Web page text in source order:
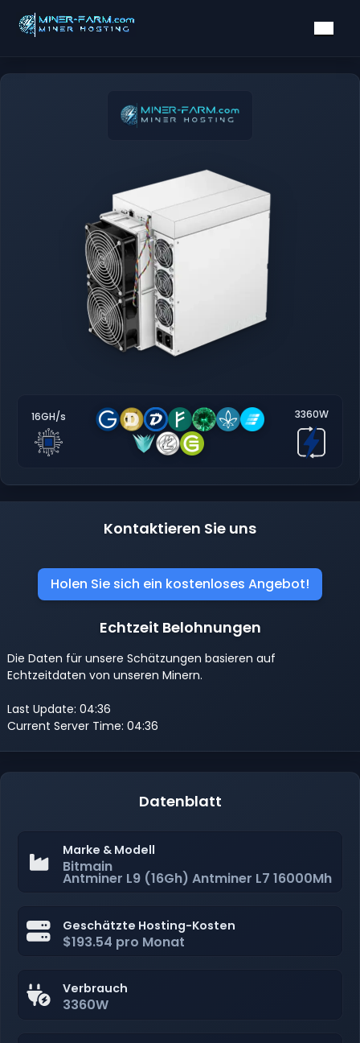
16GH/s 3360W
Kontaktieren Sie uns
Holen Sie sich ein kostenloses Angebot!
Echtzeit Belohnungen
Die Daten für unsere Schätzungen basieren auf
Echtzeitdaten von unseren Minern.
Last Update: 04:36
Current Server Time: 04:36
Datenblatt
Marke & Modell
Bitmain
Antminer L9 (16Gh) Antminer L7 16000Mh
Geschätzte Hosting-Kosten
$193.54 pro Monat
Verbrauch
3360W